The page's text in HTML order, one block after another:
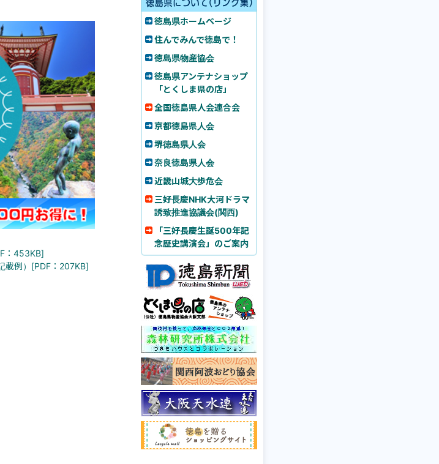
：453KB]
載例）[PDF：207KB]
徳島県ホームページ
住んでみんで徳島で！
徳島県物産協会
徳島県アンテナショップ
「とくしま県の店」
全国徳島県人会連合会
京都徳島県人会
堺徳島県人会
奈良徳島県人会
近畿山城大歩危会
三好長慶NHK大河ドラマ
誘致推進協議会(関西)
「三好長慶生誕500年記
念歴史講演会」のご案内